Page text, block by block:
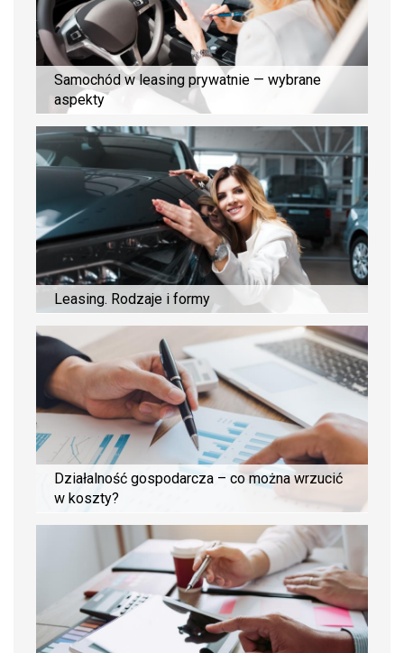
Samochód w leasing prywatnie — wybrane
aspekty
Leasing. Rodzaje i formy
Działalność gospodarcza – co można wrzucić
w koszty?